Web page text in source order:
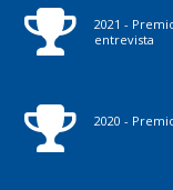
2021 -
entrevista
2020 -